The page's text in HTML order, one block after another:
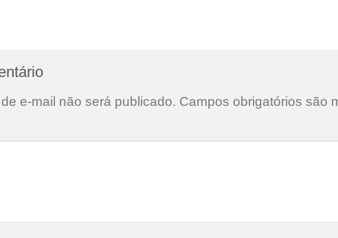
e-mail não será publicado. Campos obrigatórios são